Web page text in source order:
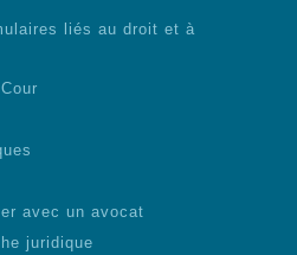
liés au droit et à
avec un avocat
juridique